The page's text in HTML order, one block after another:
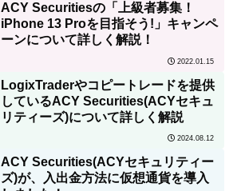
ACY Securitiesの「上級者募集！
iPhone 13 Proを目指そう!」キャンペ
ーンについて詳しく解説！
2022.01.15
LogixTraderやコピートレードを提供
しているACY Securities(ACYセキュ
リティーズ)について詳しく解説
2024.08.12
ACY Securities(ACYセキュリティー
ズ)が、入出金方法に仮想通貨を導入